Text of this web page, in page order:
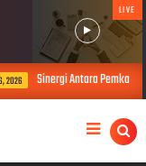
LIVE
Sinergi Antara Pemkab Wajo